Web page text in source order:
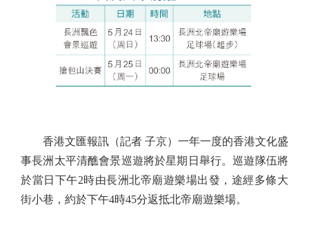
香港文匯報訊（記者 子京）一年一度的香港文化盛
事長洲太平清醮會景巡遊將於星期日舉行。巡遊隊伍將
於當日下午2時由長洲北帝廟遊樂場出發，途經多條大
街小巷，約於下午4時45分返抵北帝廟遊樂場。